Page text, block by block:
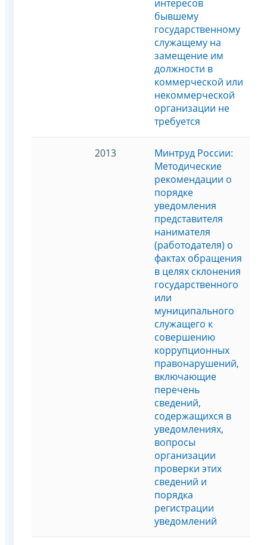
интересов
бывшему
государственному
служащему на
замещение им
должности в
коммерческой или
некоммерческой
организации не
требуется
2013
Минтруд России:
Методические
рекомендации о
порядке
уведомления
представителя
нанимателя
(работодателя) о
фактах обращения
в целях склонения
государственного
или
муниципального
служащего к
совершению
коррупционных
правонарушений,
включающие
перечень
сведений,
содержащихся в
уведомлениях,
вопросы
организации
проверки этих
сведений и
порядка
регистрации
уведомлений